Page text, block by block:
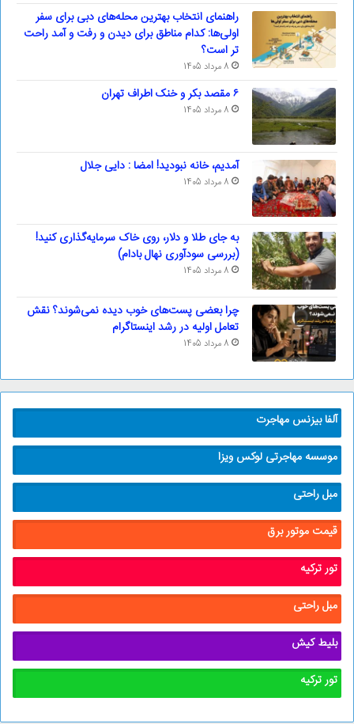
راهنمای انتخاب بهترین محله‌های دبی برای سفر
اولی‌ها: کدام مناطق برای دیدن و رفت و آمد راحت
تر است؟
8 مرداد 1405
۶ مقصد بکر و خنک اطراف تهران
8 مرداد 1405
آمدیم، خانه نبودید! امضا : دایی جلال
8 مرداد 1405
به جای طلا و دلار، روی خاک سرمایه‌گذاری کنید!
(بررسی سودآوری نهال بادام)
8 مرداد 1405
چرا بعضی پست‌های خوب دیده نمی‌شوند؟ نقش
تعامل اولیه در رشد اینستاگرام
8 مرداد 1405
آلفا بیزنس مهاجرت
موسسه مهاجرتی لوکس ویزا
مبل راحتی
قیمت موتور برق
تور ترکیه
مبل راحتی
بلیط کیش
تور ترکیه